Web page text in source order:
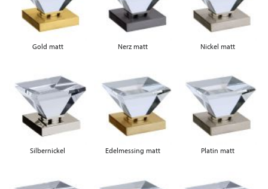
Gold matt Nerz matt Nickel matt
Silbernickel Edelmessing matt Platin matt